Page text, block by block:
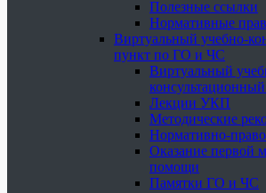
Полезные ссылки
Нормативные
Виртуальный учебно-
пункт по ГО и ЧС
Виртуальный
Лекции УКП
Методические
Нормативно-
Оказание первой
помощи
Памятки ГО и ЧС